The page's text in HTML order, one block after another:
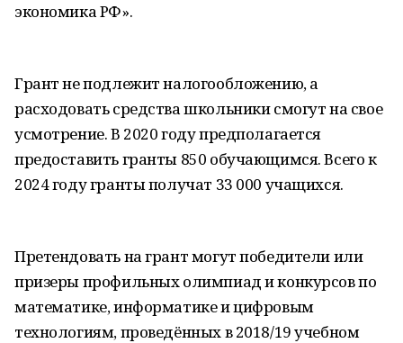
экономика РФ».
Грант не подлежит налогообложению, а
расходовать средства школьники смогут на свое
усмотрение. В 2020 году предполагается
предоставить гранты 850 обучающимся. Всего к
2024 году гранты получат 33 000 учащихся.
Претендовать на грант могут победители или
призеры профильных олимпиад и конкурсов по
математике, информатике и цифровым
технологиям, проведённых в 2018/19 учебном